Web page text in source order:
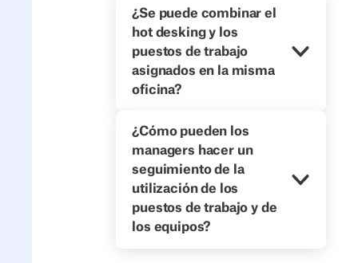
¿Se puede combinar el
hot desking y los
puestos de trabajo
asignados en la misma
oficina?
¿Cómo pueden los
managers hacer un
seguimiento de la
utilización de los
puestos de trabajo y de
los equipos?